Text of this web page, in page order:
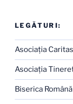
LEGĂTURI:
Asociaţia
Asociaţia
Biserica